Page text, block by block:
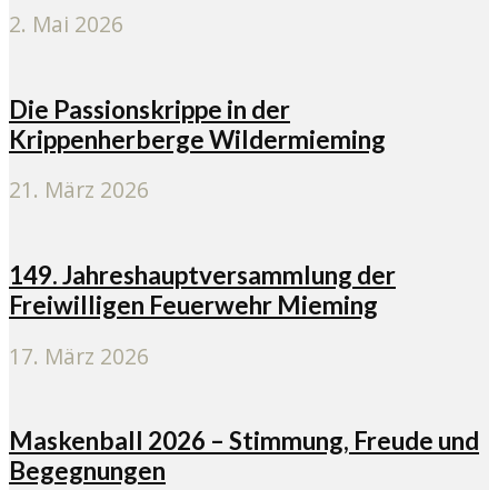
2. Mai 2026
Die Passionskrippe in der
Krippenherberge Wildermieming
21. März 2026
149. Jahreshauptversammlung der
Freiwilligen Feuerwehr Mieming
17. März 2026
Maskenball 2026 – Stimmung, Freude und
Begegnungen